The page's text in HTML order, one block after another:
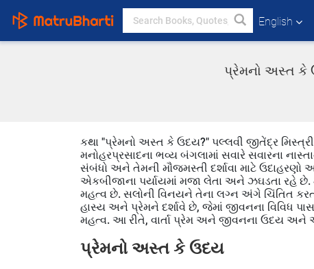
English
પ્રેમનો અસ્ત કે
કથા "પ્રેમનો અસ્ત કે ઉદય?" પલ્લવી જીતેંદ્ર
મનોહરપ્રસાદના ભવ્ય બંગલામાં સવારે સવારના
સંબંધો અને તેમની મૌજમસ્તી દર્શાવા માટે
એકબીજાના પર્યાયમાં મજા લેતા અને ઝઘડતા રહે છે.
મહત્વ છે. સલોની વિનયને તેના લગ્ન અંગે ચિંતિત
હાસ્ય અને પ્રેમને દર્શાવે છે, જેમાં જીવનના વિવિધ
મહત્વ. આ રીતે, વાર્તા પ્રેમ અને જીવનના ઉદય અને
પ્રેમનો અસ્ત કે ઉદય